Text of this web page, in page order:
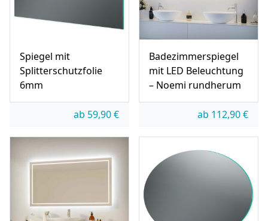
Spiegel mit
Splitterschutzfolie
6mm
ab 59,90€
Badezimmerspiegel
mit LED Beleuchtung
– Noemi rundherum
ab 112,90€